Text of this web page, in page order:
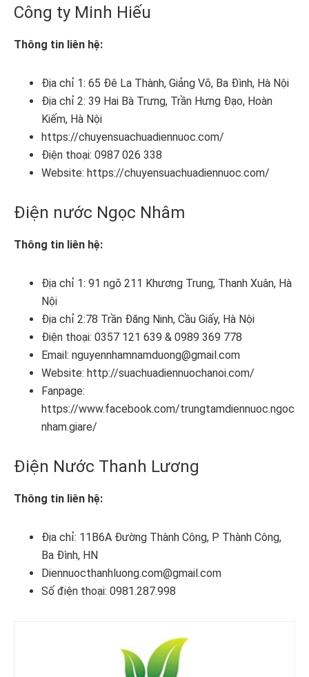
Công ty Minh Hiếu
Thông tin liên hệ:
Địa chỉ 1: 65 Đê La Thành, Giảng Võ, Ba Đình, Hà Nội
Địa chỉ 2: 39 Hai Bà Trưng, Trần Hưng Đạo, Hoàn
Kiếm, Hà Nội
https://chuyensuachuadiennuoc.com/
Điện thoại: 0987 026 338
Website: https://chuyensuachuadiennuoc.com/
Điện nước Ngọc Nhâm
Thông tin liên hệ:
Địa chỉ 1: 91 ngõ 211 Khương Trung, Thanh Xuân, Hà
Nội
Địa chỉ 2:78 Trần Đăng Ninh, Cầu Giấy, Hà Nội
Điện thoại: 0357 121 639 & 0989 369 778
Email: nguyennhamnamduong@gmail.com
Website: http://suachuadiennuochanoi.com/
Fanpage:
https://www.facebook.com/trungtamdiennuoc.ngoc
nham.giare/
Điện Nước Thanh Lương
Thông tin liên hệ:
Địa chỉ: 11B6A Đường Thành Công, P Thành Công,
Ba Đình, HN
Diennuocthanhluong.com@gmail.com
Số điện thoại: 0981.287.998